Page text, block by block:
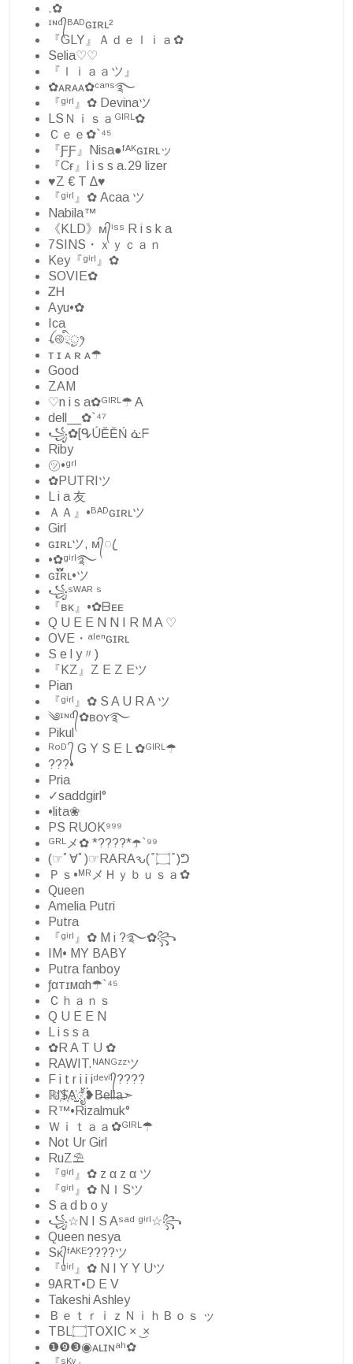
.✿
ᶦᶰᵈ᭄ᴮᴬᴰɢɪʀʟ²
『GLY』Ａｄｅｌｉａ✿
Selia♡♡
『ｌｉａａツ』
✿ᴀʀᴀᴀ✿ᶜᵃⁿˢ࿐
『ᵍⁱʳˡ』✿ Devinaツ
LSㅤＮｉｓａᴳᴵᴿᴸㅤ✿
Ｃｅｅ✿`⁴⁵
『ƑƑ』Nisa●ᶠᴬᴷɢɪʀʟッ
『Cғ』l i s s a.29 lizer
♥Z € T ∆♥
『ᵍⁱʳˡ』✿ Acaa ツ
Nabila™
《KLD》ᴍ᭄ⁱˢˢ R i s k a
7SINS・ｘｙｃａｎ
Key『ᵍⁱʳˡ』✿
SOVIE✿
ᏃᎻ
Ayu•✿
Ica
ꪶ࿋྄ིᤢꫂ
ᴛ ɪ ᴀ ʀ ᴀ☂
Good
ZAM
♡n i s a✿ᴳᴵᴿᴸ☂ A
dell__✿`⁴⁷
꧁✿[ᕴÚĔĔŃ ᓎᖴ
Riby
㋡•ᵍʳˡ
✿PUTRIツ
L i a 友
ＡＡ』•ᴮᴬᴰɢɪʀʟツ
Girl
ɢɪʀʟツ, ᴍ᭄ꦿ
•✿ᵍⁱʳˡ࿐
ɢɪ፝֟ʀʟ•ツ
꧁ˢᵂᴬᴿ ˢ
『ʙᴋ』•✿ᗷᴇᴇ
Q U E E N N I R M A ♡
OVE・ᵃˡᵉⁿɢɪʀʟ
S e l y〃)
『KZ』Z E Z Eツ
Pian
『ᵍⁱʳˡ』✿ S A U R A ツ
༄ᶦᶰᵈ᭄✿ʙᴏʏ࿐
Pikul
ᴿᵒᴰ ᭄ G Y S E L ✿ᴳᴵᴿᴸ☂
???•
Pria
✓saddgirl°
•lita❀
PS RUOK⁹⁹⁹
ᴳᴿᴸメ✿ *????*☂️`⁹⁹
(☞ﾟ∀ﾟ)☞RARAԅ( ͒ ۝ ͒ )ᕤ
Ｐｓ•ᴹᴿメＨｙｂｕｓａ✿
Queen
Amelia Putri
Putra
『ᵍⁱʳˡ』✿ M i ?࿐✿꧂
IM• MY BABY
Putra fanboy
ƒαтɪмαh☂`⁴⁵
Ｃｈａｎｓ
Q U E E N
L i s s a
✿R A T U ✿
RAWIT.ᴺᴬᴺᴳᶻᶻツ
F i t r i i iᵈᵉᵛⁱˡ᭄????
ℝI҉$҉A҉̺ೈ፝❥B̶e̶ll̶a̶➣
R™•Rizalmuk°
Ｗｉｔａａ✿ᴳᴵᴿᴸ☂
Not Ur Girl
RuZ⛱
『ᵍⁱʳˡ』✿ z α z α ツ
『ᵍⁱʳˡ』✿ NＩSツ
S a d b o y
꧁☆N I S Aˢᵃᵈ ᵍⁱʳˡ☆꧂
Queen nesya
Sᴋ᭄ᶠᴬᴷᴱ????ツ
『ᵍⁱʳˡ』✿ N I Y Y Uツ
9ᎪᎡᎢ•D E V
Takeshi Ashley
ＢｅｔｒｉｚＮｉｈＢｏｓ ッ
TBL۝TOXIC × ͜ ×
❶❾❸◉ᴀʟɪɴᵃʰ✿